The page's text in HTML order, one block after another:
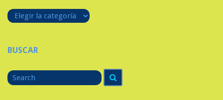
Categorías
BUSCAR
Search
for